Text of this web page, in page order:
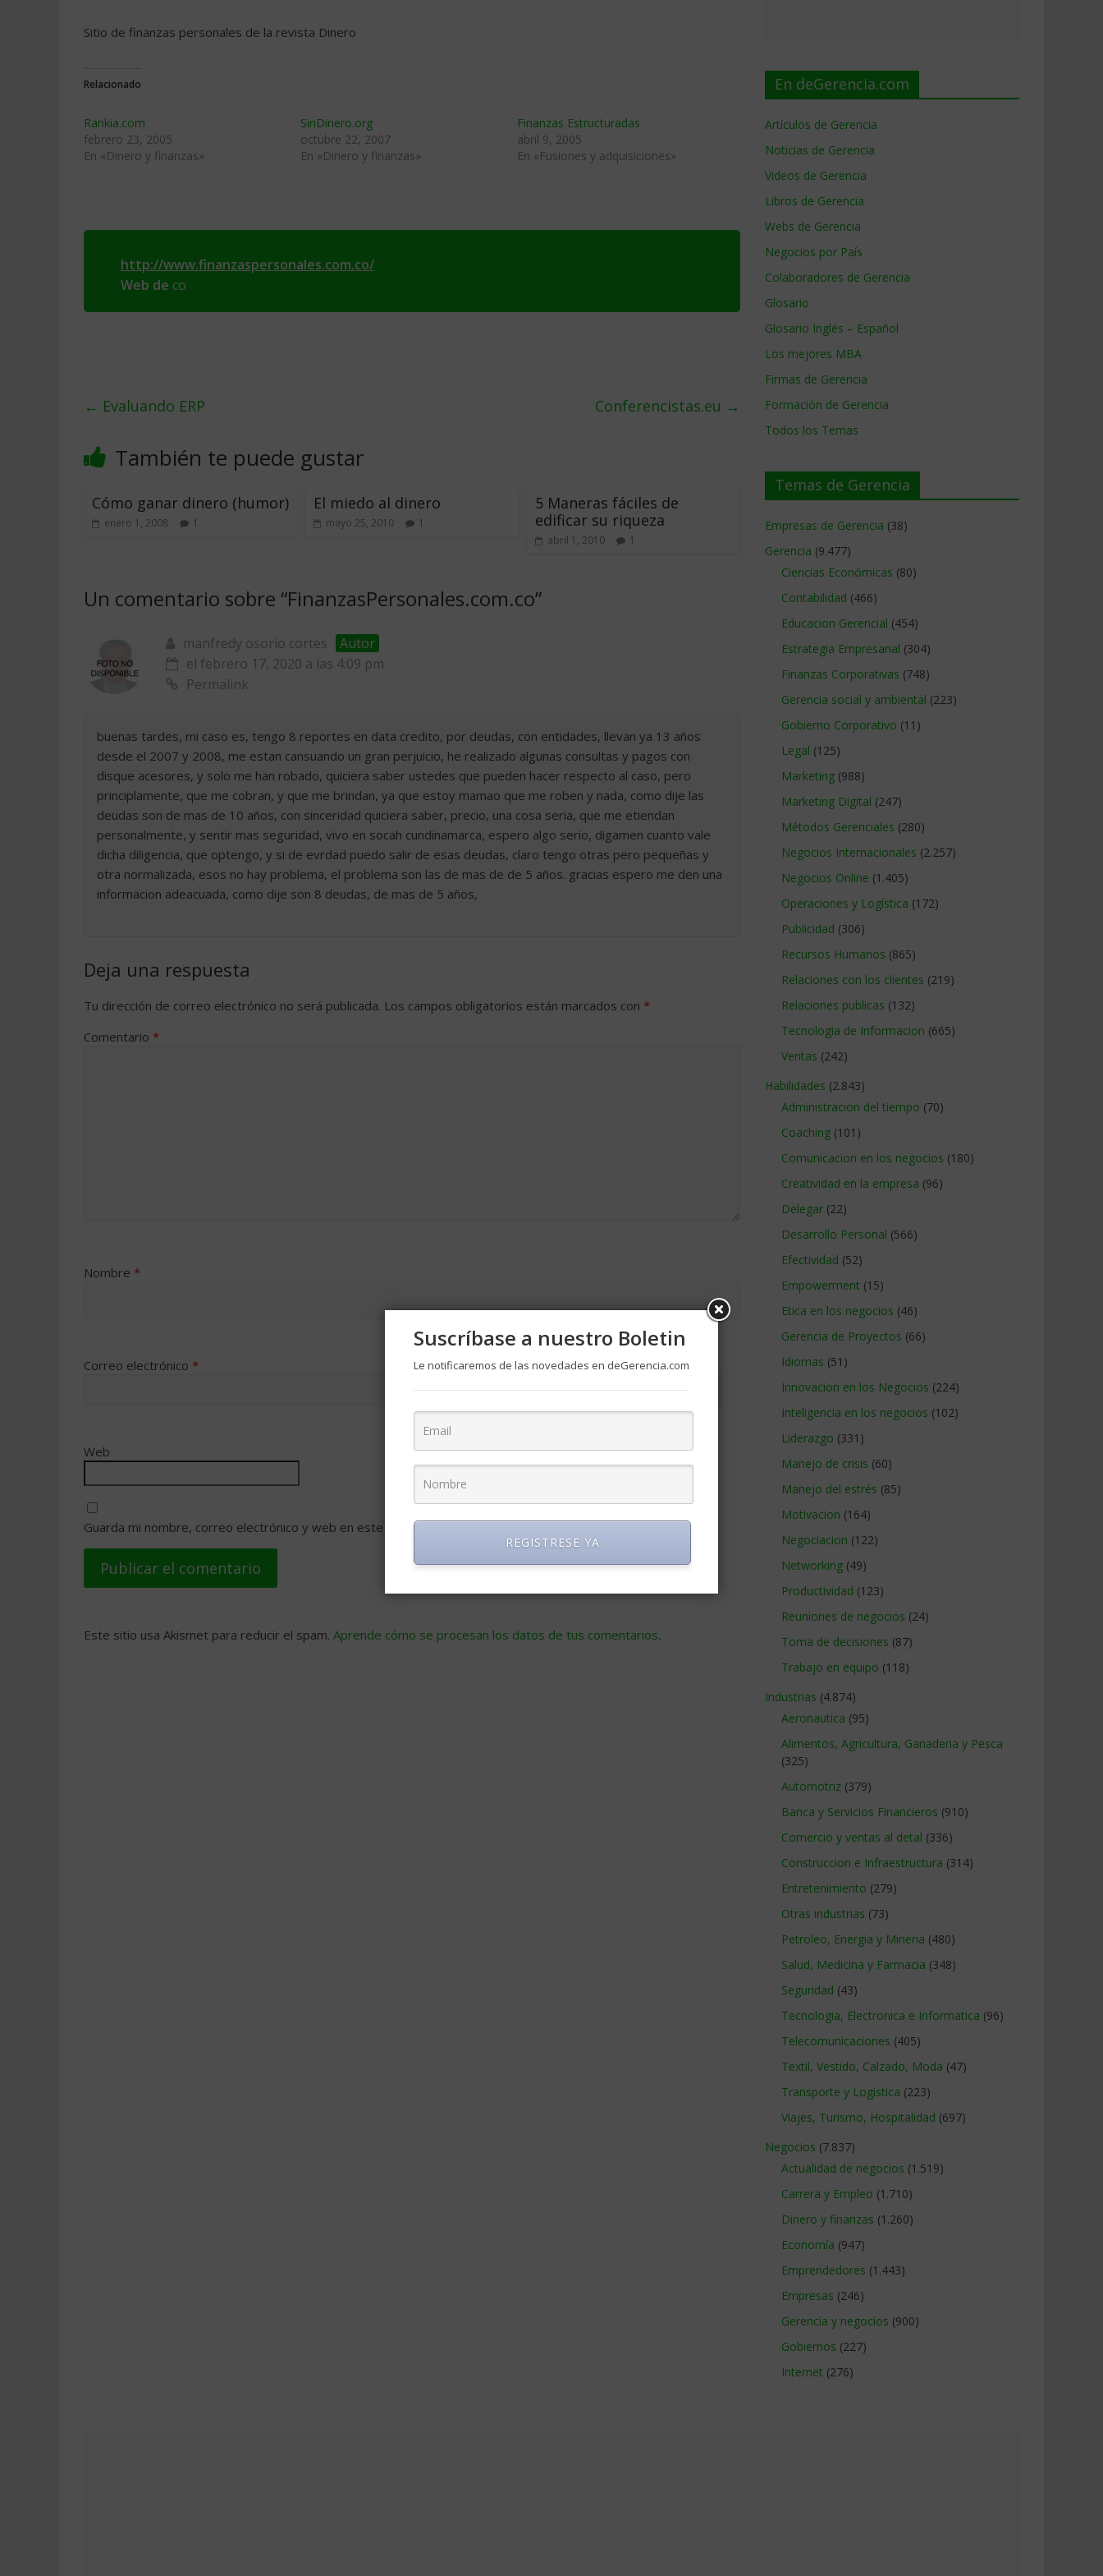
Sitio de finanzas personales de la revista Dinero
Relacionado
Rankia.com
febrero 23, 2005
En «Dinero y finanzas»
SinDinero.org
octubre 22, 2007
En «Dinero y finanzas»
Finanzas Estructuradas
abril 9, 2005
En «Fusiones y adquisiciones»
http://www.finanzaspersonales.com.co/
Web de co
← Evaluando ERP Conferencistas.eu →
También te puede gustar
Cómo ganar dinero (humor)
enero 1, 2008 1
El miedo al dinero
mayo 25, 2010 1
5 Maneras fáciles de
edificar su riqueza
abril 1, 2010 1
Un comentario sobre “FinanzasPersonales.com.co”
manfredy osorio cortes
Autor
el febrero 17, 2020 a las 4:09 pm
Permalink
buenas tardes, mi caso es, tengo 8 reportes en data credito, por deudas, con entidades, llevan ya 13 años
desde el 2007 y 2008, me estan cansuando un gran perjuicio, he realizado algunas consultas y pagos con
disque acesores, y solo me han robado, quiciera saber ustedes que pueden hacer respecto al caso, pero
principlamente, que me cobran, y que me brindan, ya que estoy mamao que me roben y nada, como dije las
deudas son de mas de 10 años, con sinceridad quiciera saber, precio, una cosa seria, que me etiendan
personalmente, y sentir mas seguridad, vivo en socah cundinamarca, espero algo serio, digamen cuanto vale
dicha diligencia, que optengo, y si de evrdad puedo salir de esas deudas, claro tengo otras pero pequeñas y
otra normalizada, esos no hay problema, el problema son las de mas de de 5 años. gracias espero me den una
informacion adeacuada, como dije son 8 deudas, de mas de 5 años,
Deja una respuesta
Tu dirección de correo electrónico no será publicada. Los campos obligatorios están marcados con *
Comentario *
Nombre *
Correo electrónico *
Web
Guarda mi nombre, correo electrónico y web en este navegador para la próxima vez que comente.
Este sitio usa Akismet para reducir el spam. Aprende cómo se procesan los datos de tus comentarios.
En deGerencia.com
Artículos de Gerencia
Noticias de Gerencia
Videos de Gerencia
Libros de Gerencia
Webs de Gerencia
Negocios por País
Colaboradores de Gerencia
Glosario
Glosario Inglés – Español
Los mejores MBA
Firmas de Gerencia
Formación de Gerencia
Todos los Temas
Temas de Gerencia
Empresas de Gerencia (38)
Gerencia (9.477)
Ciencias Económicas (80)
Contabilidad (466)
Educacion Gerencial (454)
Estrategia Empresarial (304)
Finanzas Corporativas (748)
Gerencia social y ambiental (223)
Gobierno Corporativo (11)
Legal (125)
Marketing (988)
Marketing Digital (247)
Métodos Gerenciales (280)
Negocios Internacionales (2.257)
Negocios Online (1.405)
Operaciones y Logística (172)
Publicidad (306)
Recursos Humanos (865)
Relaciones con los clientes (219)
Relaciones publicas (132)
Tecnologia de Informacion (665)
Ventas (242)
Habilidades (2.843)
Administracion del tiempo (70)
Coaching (101)
Comunicacion en los negocios (180)
Creatividad en la empresa (96)
Delegar (22)
Desarrollo Personal (566)
Efectividad (52)
Empowerment (15)
Etica en los negocios (46)
Gerencia de Proyectos (66)
Idiomas (51)
Innovacion en los Negocios (224)
Inteligencia en los negocios (102)
Liderazgo (331)
Manejo de crisis (60)
Manejo del estrés (85)
Motivacion (164)
Negociacion (122)
Networking (49)
Productividad (123)
Reuniones de negocios (24)
Toma de decisiones (87)
Trabajo en equipo (118)
Industrias (4.874)
Aeronautica (95)
Alimentos, Agricultura, Ganaderia y Pesca
(325)
Automotriz (379)
Banca y Servicios Financieros (910)
Comercio y ventas al detal (336)
Construccion e Infraestructura (314)
Entretenimiento (279)
Otras industrias (73)
Petroleo, Energia y Mineria (480)
Salud, Medicina y Farmacia (348)
Seguridad (43)
Tecnologia, Electronica e Informatica (96)
Telecomunicaciones (405)
Textil, Vestido, Calzado, Moda (47)
Transporte y Logistica (223)
Viajes, Turismo, Hospitalidad (697)
Negocios (7.837)
Actualidad de negocios (1.519)
Carrera y Empleo (1.710)
Dinero y finanzas (1.260)
Economía (947)
Emprendedores (1.443)
Empresas (246)
Gerencia y negocios (900)
Gobiernos (227)
Internet (276)
Suscríbase a nuestro Boletin
Le notificaremos de las novedades en deGerencia.com
REGISTRESE YA